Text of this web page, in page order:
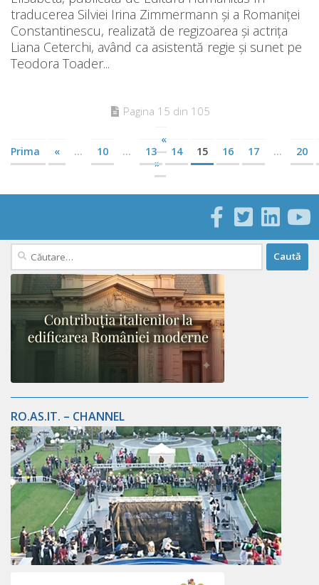
traducerea Silviei Irina Zimmermann și a Romaniței
Constantinescu, realizată de regizoarea şi actriţa
Liana Ceterchi, având ca asistentă regie și sunet pe
Teodora Toader...
Pagina 15 din 105
«
Prima
« ... 10 ... 13 14 15 16 17 ...
20
»
Caută
după:
RO.AS.IT. – CHANNEL